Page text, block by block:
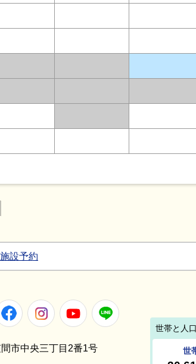
設予約
FacebookInstagramYoutube
市中央三丁目2番1号